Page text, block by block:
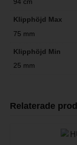
Klipphöjd Max
75 mm
Klipphöjd Min
25 mm
Relaterade